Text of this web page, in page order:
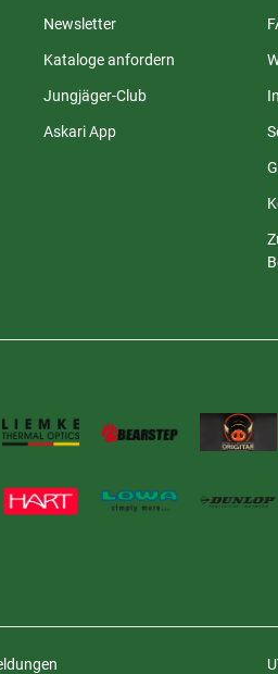
Newsletter
Kataloge anfordern
Jungjäger-Club
Askari App